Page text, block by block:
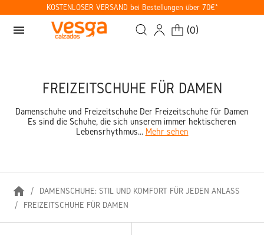
KOSTENLOSER VERSAND bei Bestellungen über 70€*
menu (0)
FREIZEITSCHUHE FÜR DAMEN
Damenschuhe und Freizeitschuhe Der Freizeitschuhe für Damen
Es sind die Schuhe, die sich unserem immer hektischeren
Lebensrhythmus... Mehr sehen
home
DAMENSCHUHE: STIL UND KOMFORT FÜR JEDEN ANLASS
FREIZEITSCHUHE FÜR DAMEN